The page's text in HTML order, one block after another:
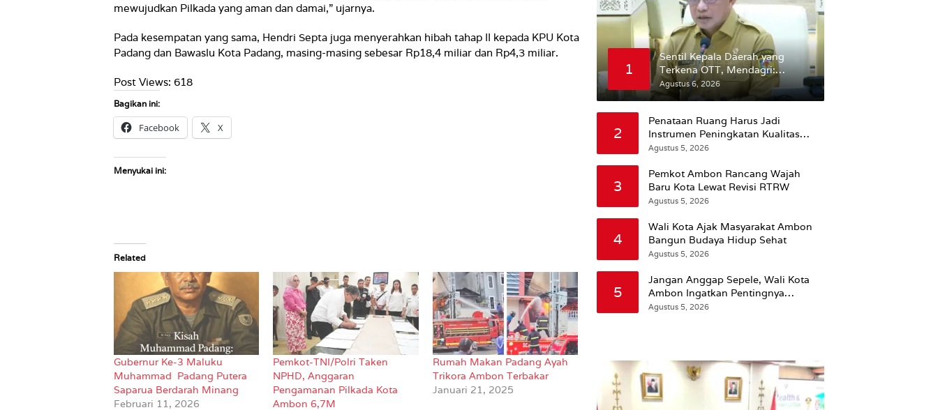
mewujudkan Pilkada yang aman dan damai,” ujarnya.
Pada kesempatan yang sama, Hendri Septa juga menyerahkan hibah tahap II kepada KPU Kota
Padang dan Bawaslu Kota Padang, masing-masing sebesar Rp18,4 miliar dan Rp4,3 miliar.
Post Views: 618
Bagikan ini:
Facebook X
Menyukai ini:
Related
Gubernur Ke-3 Maluku
Muhammad Padang Putera
Saparua Berdarah Minang
Februari 11, 2026
Pemkot-TNI/Polri Taken
NPHD, Anggaran
Pengamanan Pilkada Kota
Ambon 6,7M
Rumah Makan Padang Ayah
Trikora Ambon Terbakar
Januari 21, 2025
1
Sentil Kepala Daerah yang
Terkena OTT, Mendagri:
Mereka Bukan Anak Kemarin
Sore
Agustus 6, 2026
2
Penataan Ruang Harus Jadi
Instrumen Peningkatan Kualitas
Hidup Masyarakat, Wattimena:
Susun RDTR Sebagai Dasar Hukum
Agustus 5, 2026
3
Pemkot Ambon Rancang Wajah
Baru Kota Lewat Revisi RTRW
Agustus 5, 2026
4
Wali Kota Ajak Masyarakat Ambon
Bangun Budaya Hidup Sehat
Agustus 5, 2026
5
Jangan Anggap Sepele, Wali Kota
Ambon Ingatkan Pentingnya
Perencanaan Kesehatan
Agustus 5, 2026